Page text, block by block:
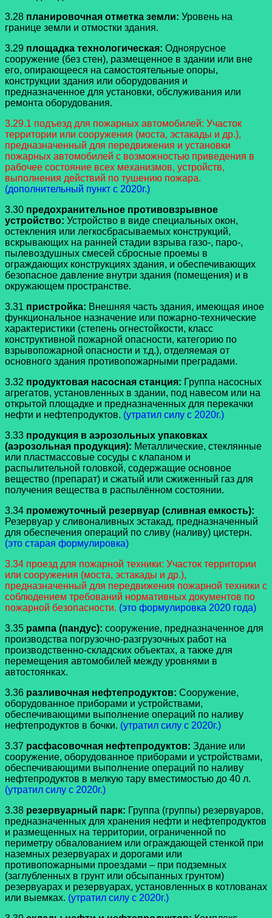
3.28 планировочная отметка земли: Уровень на
границе земли и отмостки здания.
3.29 площадка технологическая: Одноярусное
сооружение (без стен), размещенное в здании или вне
его, опирающееся на самостоятельные опоры,
конструкции здания или оборудования и
предназначенное для установки, обслуживания или
ремонта оборудования.
3.29.1 подъезд для пожарных автомобилей: Участок
территории или сооружения (моста, эстакады и др.),
предназначенный для передвижения и установки
пожарных автомобилей с возможностью приведения в
рабочее состояние всех механизмов, устройств,
выполнения действий по тушению пожара.
(дополнительный пункт с 2020г.)
3.30 предохранительное противовзрывное
устройство: Устройство в виде специальных окон,
остекления или легкосбрасываемых конструкций,
вскрывающих на ранней стадии взрыва газо-, паро-,
пылевоздушных смесей сбросные проемы в
ограждающих конструкциях здания, и обеспечивающих
безопасное давление внутри здания (помещения) и в
окружающем пространстве.
3.31 пристройка: Внешняя часть здания, имеющая иное
функциональное назначение или пожарно-технические
характеристики (степень огнестойкости, класс
конструктивной пожарной опасности, категорию по
взрывопожарной опасности и т.д.), отделяемая от
основного здания противопожарными преградами.
3.32 продуктовая насосная станция: Группа насосных
агрегатов, установленных в здании, под навесом или на
открытой площадке и предназначенных для перекачки
нефти и нефтепродуктов. (утратил силу с 2020г.)
3.33 продукция в аэрозольных упаковках
(аэрозольная продукция): Металлические, стеклянные
или пластмассовые сосуды с клапаном и
распылительной головкой, содержащие основное
вещество (препарат) и сжатый или сжиженный газ для
получения вещества в распылённом состоянии.
3.34 промежуточный резервуар (сливная емкость):
Резервуар у сливоналивных эстакад, предназначенный
для обеспечения операций по сливу (наливу) цистерн.
(это старая формулировка)
3.34 проезд для пожарной техники: Участок территории
или сооружения (моста, эстакады и др.),
предназначенный для передвижения пожарной техники с
соблюдением требований нормативных документов по
пожарной безопасности. (это формулировка 2020 года)
3.35 рампа (пандус): сооружение, предназначенное для
производства погрузочно-разгрузочных работ на
производственно-складских объектах, а также для
перемещения автомобилей между уровнями в
автостоянках.
3.36 разливочная нефтепродуктов: Сооружение,
оборудованное приборами и устройствами,
обеспечивающими выполнение операций по наливу
нефтепродуктов в бочки. (утратил силу с 2020г.)
3.37 расфасовочная нефтепродуктов: Здание или
сооружение, оборудованное приборами и устройствами,
обеспечивающими выполнение операций по наливу
нефтепродуктов в мелкую тару вместимостью до 40 л.
(утратил силу с 2020г.)
3.38 резервуарный парк: Группа (группы) резервуаров,
предназначенных для хранения нефти и нефтепродуктов
и размещенных на территории, ограниченной по
периметру обвалованием или ограждающей стенкой при
наземных резервуарах и дорогами или
противопожарными проездами – при подземных
(заглубленных в грунт или обсыпанных грунтом)
резервуарах и резервуарах, установленных в котлованах
или выемках. (утратил силу с 2020г.)